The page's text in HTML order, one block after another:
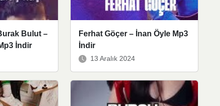
Bulut –
İndir
Ferhat Göçer – İnan Öyle Mp3
İndir
13 Aralık 2024